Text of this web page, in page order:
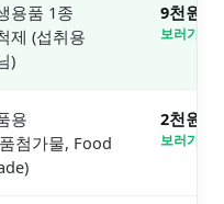
용품 1종
제 (섭취용
)
9천원대
보러가기
용
첨가물, Food
2천원대
보러가기